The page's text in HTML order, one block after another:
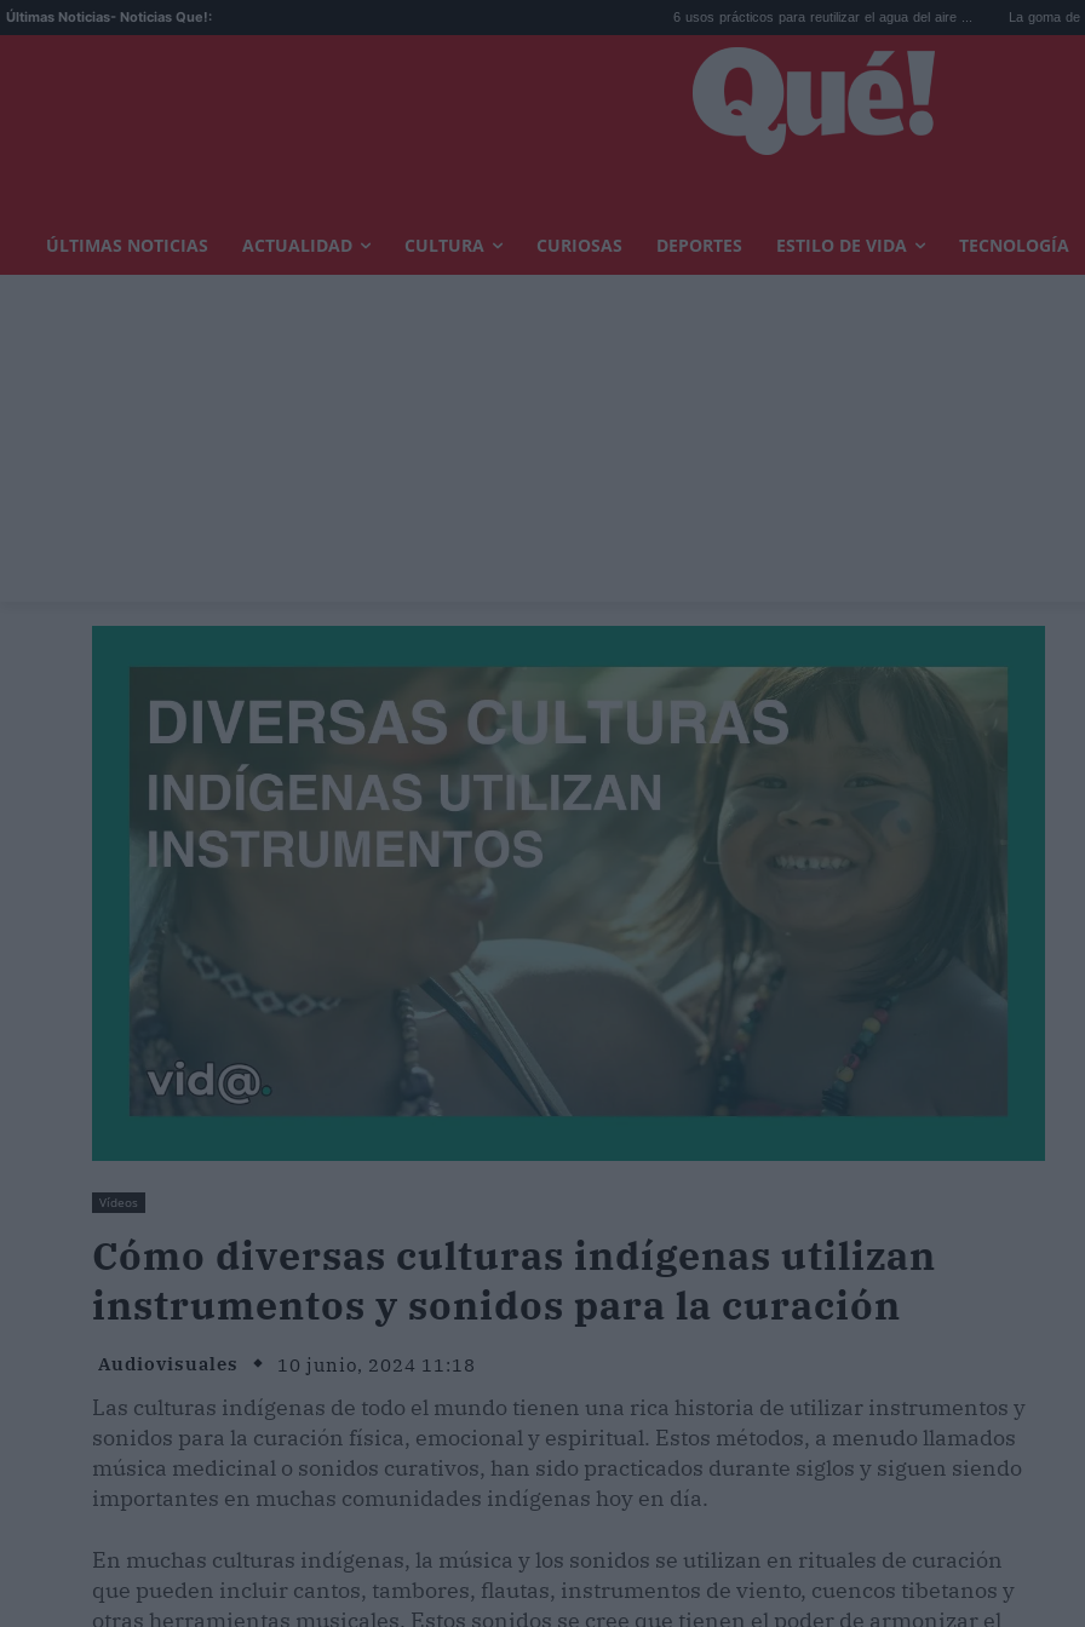
Últimas Noticias- Noticias Que!: 6 usos prácticos para reutilizar el agua del aire ... La goma de la nevera: el
ÚLTIMAS NOTICIAS ACTUALIDAD CULTURA CURIOSAS DEPORTES ESTILO DE VIDA TECNOLOGÍA
Vídeos
Cómo diversas culturas indígenas utilizan
instrumentos y sonidos para la curación
Audiovisuales 10 junio, 2024 11:18
Las culturas indígenas de todo el mundo tienen una rica historia de utilizar instrumentos y
sonidos para la curación física, emocional y espiritual. Estos métodos, a menudo llamados
música medicinal o sonidos curativos, han sido practicados durante siglos y siguen siendo
importantes en muchas comunidades indígenas hoy en día.
En muchas culturas indígenas, la música y los sonidos se utilizan en rituales de curación
que pueden incluir cantos, tambores, flautas, instrumentos de viento, cuencos tibetanos y
otras herramientas musicales. Estos sonidos se cree que tienen el poder de armonizar el